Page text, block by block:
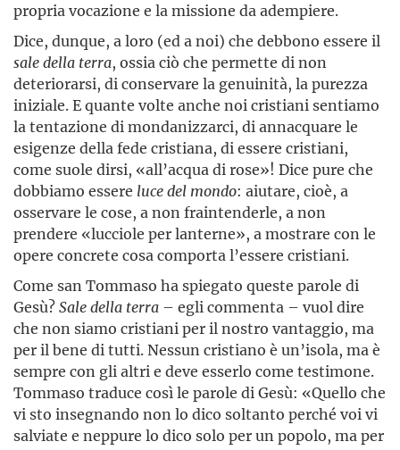
propria vocazione e la missione da adempiere.
Dice, dunque, a loro (ed a noi) che debbono essere il
sale della terra, ossia ciò che permette di non
deteriorarsi, di conservare la genuinità, la purezza
iniziale. E quante volte anche noi cristiani sentiamo
la tentazione di mondanizzarci, di annacquare le
esigenze della fede cristiana, di essere cristiani,
come suole dirsi, «all’acqua di rose»! Dice pure che
dobbiamo essere luce del mondo: aiutare, cioè, a
osservare le cose, a non fraintenderle, a non
prendere «lucciole per lanterne», a mostrare con le
opere concrete cosa comporta l’essere cristiani.
Come san Tommaso ha spiegato queste parole di
Gesù?Sale della terra – egli commenta – vuol dire
che non siamo cristiani per il nostro vantaggio, ma
per il bene di tutti. Nessun cristiano è un’isola, ma è
sempre con gli altri e deve esserlo come testimone.
Tommaso traduce così le parole di Gesù: «Quello che
vi sto insegnando non lo dico soltanto perché voi vi
salviate e neppure lo dico solo per un popolo, ma per